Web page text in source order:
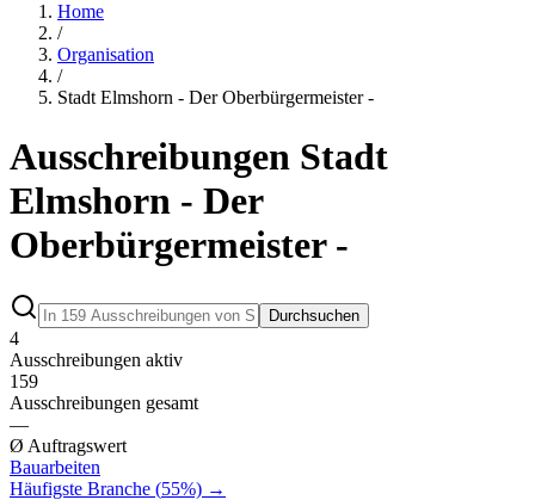
Home
/
Organisation
/
Stadt Elmshorn - Der Oberbürgermeister -
Ausschreibungen Stadt
Elmshorn - Der
Oberbürgermeister -
Durchsuchen
4
Ausschreibungen aktiv
159
Ausschreibungen gesamt
—
Ø Auftragswert
Bauarbeiten
Häufigste Branche (55%) →